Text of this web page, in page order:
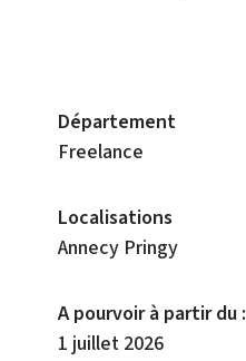
Département
Freelance
Localisations
Annecy Pringy
A pourvoir à partir du :
1 juillet 2026